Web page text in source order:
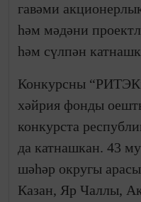
гавәми
һәм мәдәни
һәм сүлпән
Конкурсны
хәйрия фонды
конкурста
да катнашкан. 43
шәһәр округы
Казан, Яр Чаллы,